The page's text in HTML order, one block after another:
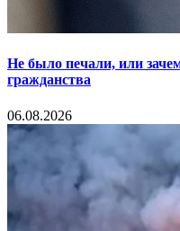
Не было печали, или
гражданства
06.08.2026